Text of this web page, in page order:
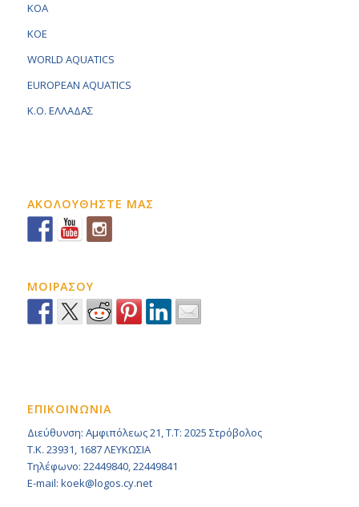
KOA
KOE
WORLD AQUATICS
EUROPEAN AQUATICS
K.O. ΕΛΛΑΔΑΣ
ΑΚΟΛΟΥΘΗΣΤΕ ΜΑΣ
ΜΟΙΡΑΣΟΥ
ΕΠΙΚΟΙΝΩΝΙΑ
Διεύθυνση: Αμφιπόλεως 21, Τ.Τ: 2025 Στρόβολος
Τ.Κ. 23931, 1687 ΛΕΥΚΩΣΙΑ
Τηλέφωνο: 22449840, 22449841
E-mail: koek@logos.cy.net